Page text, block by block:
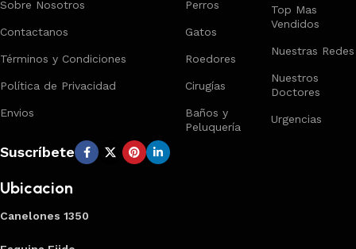
Sobre Nosotros
Contactanos
Términos y Condiciones
Política de Privacidad
Envios
Perros
Gatos
Roedores
Cirugías
Baños y
Peluquería
Top Mas
Vendidos
Nuestras Redes
Nuestros
Doctores
Urgencias
Suscríbete
Ubicacion
Canelones 1350